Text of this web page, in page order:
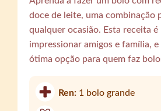
doce de leite, uma combinação
qualquer ocasião. Esta receita é
impressionar amigos e família,
ótima opção para quem faz
Ren: 1 bolo grande